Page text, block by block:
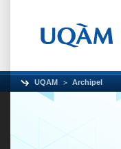
UQAM Archipel